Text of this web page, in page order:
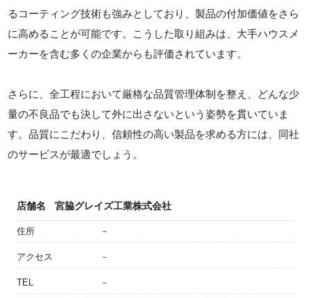
るコーティング技術も強みとしており、製品の付加価値をさら
に高めることが可能です。こうした取り組みは、大手ハウスメ
ーカーを含む多くの企業からも評価されています。
さらに、全工程において厳格な品質管理体制を整え、どんな少
量の不良品でも決して外に出さないという姿勢を貫いていま
す。品質にこだわり、信頼性の高い製品を求める方には、同社
のサービスが最適でしょう。
店舗名 宮脇グレイズ工業株式会社
住所 －
アクセス －
TEL －